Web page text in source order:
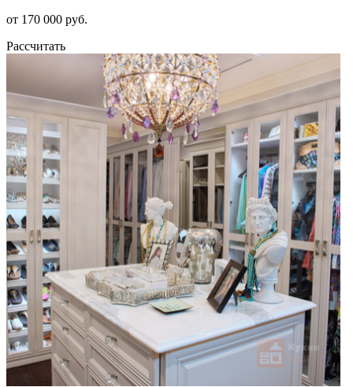
от 170 000 руб.
Рассчитать